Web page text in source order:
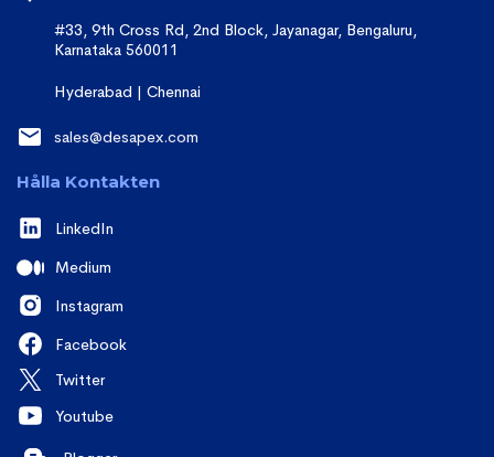
#33, 9th Cross Rd, 2nd Block, Jayanagar, Bengaluru,
Karnataka 560011
Hyderabad | Chennai
sales@desapex.com
Hålla Kontakten
LinkedIn
Medium
Instagram
Facebook
Twitter
Youtube